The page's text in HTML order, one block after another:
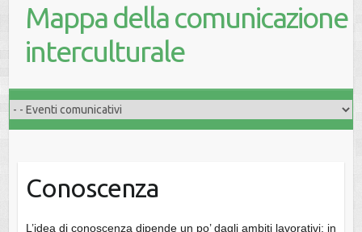
Mappa della comunicazione
interculturale
Conoscenza
L’idea di conoscenza dipende un po’ dagli ambiti lavorativi; in